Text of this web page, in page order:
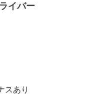
イバー
スあり